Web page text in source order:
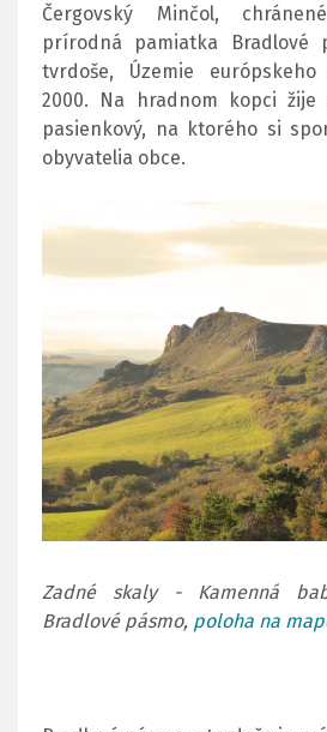
Čergovský Minčol,
prírodná pamiatka Bradlové
tvrdoše, Územie európskeho
2000. Na hradnom kopci
pasienkový, na ktorého si
obyvatelia obce.
Zadné skaly - Kamenná
Bradlové pásmo, poloha na